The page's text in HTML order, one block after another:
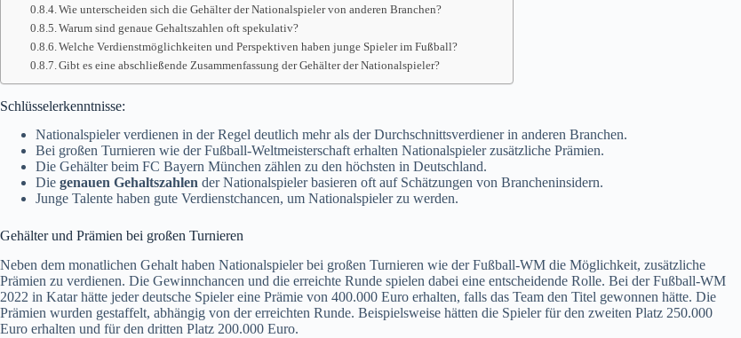
Wie unterscheiden sich die Gehälter der Nationalspieler von anderen Branchen?
Warum sind genaue Gehaltszahlen oft spekulativ?
Welche Verdienstmöglichkeiten und Perspektiven haben junge Spieler im Fußball?
Gibt es eine abschließende Zusammenfassung der Gehälter der Nationalspieler?
Schlüsselerkenntnisse:
Nationalspieler verdienen in der Regel deutlich mehr als der Durchschnittsverdiener in anderen Branchen.
Bei großen Turnieren wie der Fußball-Weltmeisterschaft erhalten Nationalspieler zusätzliche Prämien.
Die Gehälter beim FC Bayern München zählen zu den höchsten in Deutschland.
Die genauen Gehaltszahlen der Nationalspieler basieren oft auf Schätzungen von Brancheninsidern.
Junge Talente haben gute Verdienstchancen, um Nationalspieler zu werden.
Gehälter und Prämien bei großen Turnieren
Neben dem monatlichen Gehalt haben Nationalspieler bei großen Turnieren wie der Fußball-WM die Möglichkeit, zusätzliche
Prämien zu verdienen. Die Gewinnchancen und die erreichte Runde spielen dabei eine entscheidende Rolle. Bei der Fußball-WM
2022 in Katar hätte jeder deutsche Spieler eine Prämie von 400.000 Euro erhalten, falls das Team den Titel gewonnen hätte. Die
Prämien wurden gestaffelt, abhängig von der erreichten Runde. Beispielsweise hätten die Spieler für den zweiten Platz 250.000
Euro erhalten und für den dritten Platz 200.000 Euro.